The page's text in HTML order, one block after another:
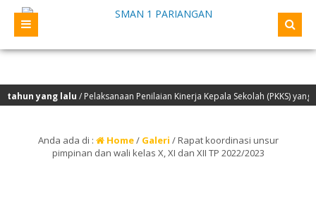
lalu/ Pelaksanaan Penilaian Kinerja Kepala Sekolah (PKKS) yang akan
Anda ada di : Home/ Galeri /Rapat koordinasi unsur
pimpinan dan wali kelas X, XI dan XII TP 2022/2023